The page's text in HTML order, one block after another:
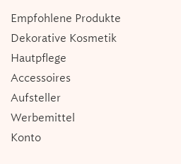
Empfohlene Produkte
Dekorative Kosmetik
Hautpflege
Accessoires
Aufsteller
Werbemittel
Konto